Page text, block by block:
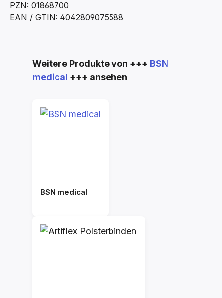
PZN: 01868700
EAN / GTIN: 4042809075588
Produktgalerie überspringen
Weitere Produkte von +++ BSN
medical +++ ansehen
BSN medical